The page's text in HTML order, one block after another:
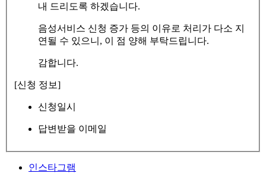
내 드리도록 하겠습니다.
음성서비스 신청 증가 등의 이유로 처리가 다소 지
연될 수 있으니, 이 점 양해 부탁드립니다.
감합니다.
[신청 정보]
신청일시
답변받을 이메일
인스타그램